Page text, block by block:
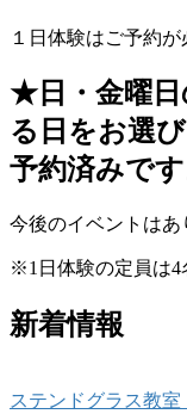
１日体験はご予約が
★日・金曜
る日をお選
予約済みです
今後のイベントはあ
※1日体験の定員は4
新着情報
ステンドグラス教